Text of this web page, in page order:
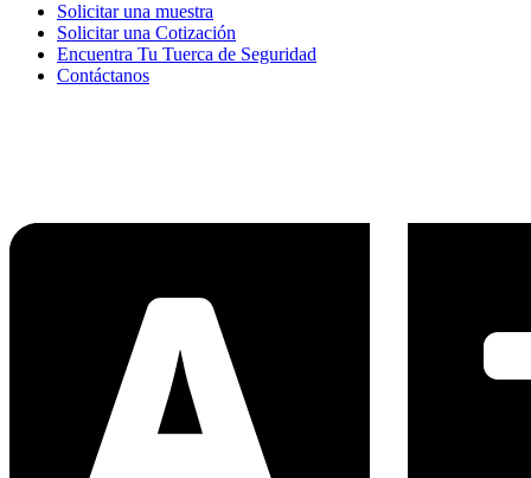
Solicitar una muestra
Solicitar una Cotización
Encuentra Tu Tuerca de Seguridad
Contáctanos